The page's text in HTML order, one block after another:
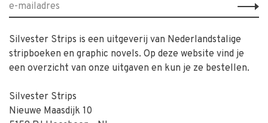
Silvester Strips is een uitgeverij van Nederlandstalige
stripboeken en graphic novels. Op deze website vind je
een overzicht van onze uitgaven en kun je ze bestellen.
Silvester Strips
Nieuwe Maasdijk 10